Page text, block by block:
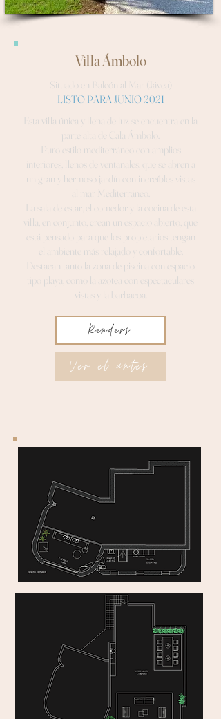
Villa Ámbolo
Situado en Balcón al Mar (Jávea)
LISTO PARA JUNIO 2021
Esta villa única y llena de luz se encuentra en la
parte alta de Cala Ámbolo.
Puro estilo mediterráneo con amplios
interiores, llenos de ventanales, que se abren a
un gran y hermoso jardín con increíbles vistas
al mar Mediterráneo.
La sala de estar, el comedor y la cocina de esta
villa, en conjunto, crean un espacio abierto, que
está pensado para que los propietarios tengan
el ambiente más relajado y confortable.
Destacan tanto la zona de piscina con espacio
tipo playa, como la azotea con espectaculares
vistas y la barbacoa.
Renders
Ver el antes